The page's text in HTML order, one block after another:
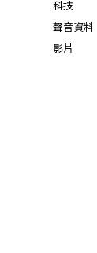
科技
聲音資料
影片